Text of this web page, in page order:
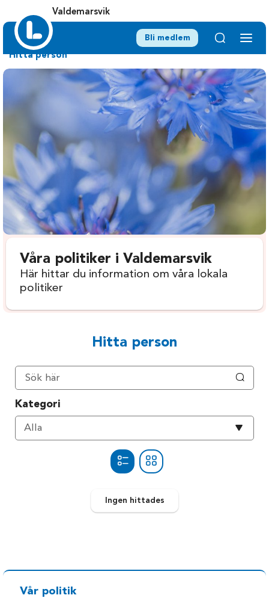
Valdemarsvik
Bli medlem
Hitta person
Våra politiker i Valdemarsvik
Här hittar du information om våra lokala
politiker
Hitta person
Kategori
Välj
Alla
Ingen hittades
Vår politik